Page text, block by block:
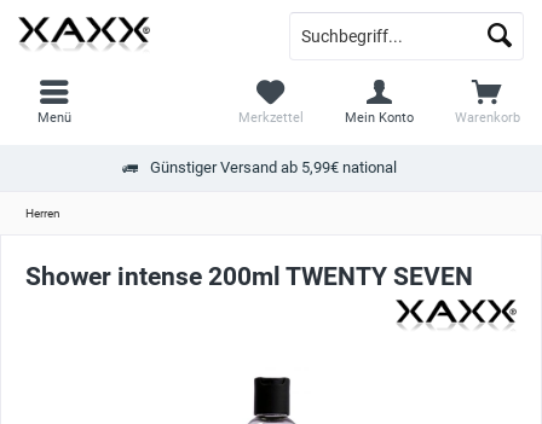
Günstiger Versand ab 5,99€ national
Warenkorb
Merkzettel Mein Konto
Menü
Herren
Shower intense 200ml TWENTY SEVEN